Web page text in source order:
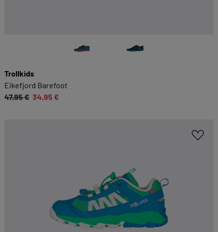
Trollkids
Eikefjord Barefoot
47,95 € 34,95 €